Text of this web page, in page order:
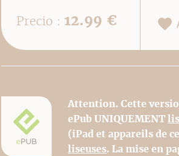
Precio : 12.99 €
Attention. Cette
ePub UNIQUEMENT
(iPad et appareils de
liseuses. La mise en